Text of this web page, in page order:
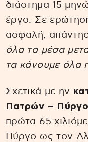
διάστημα 15
έργο. Σε
ασφαλή,
όλα τα μέσα
τα κάνουμε όλα
Σχετικά με ην
Πατρών –
πρώτα 65
Πύργο ως τον